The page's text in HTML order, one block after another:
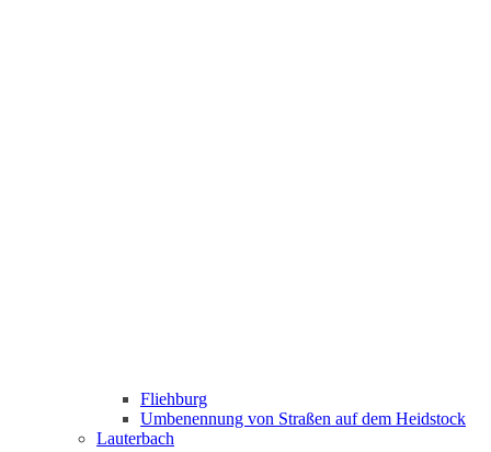
Fliehburg
Umbenennung von Straßen auf dem Heidstock
Lauterbach